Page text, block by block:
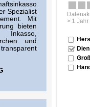
Spezialist
Mit
bieten
Inkasso,
und
> 1 Jahr